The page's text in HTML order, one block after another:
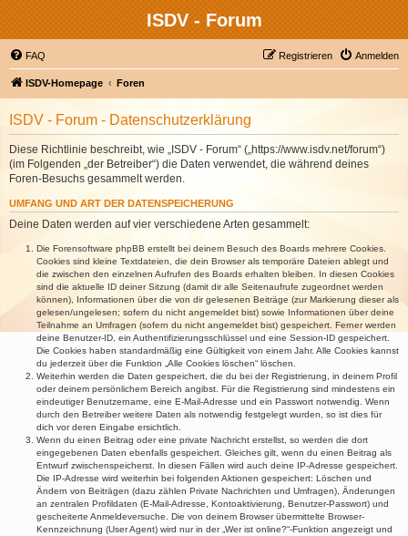
ISDV - Forum
FAQ Anmelden
Registrieren
ISDV-Homepage Foren
ISDV - Forum - Datenschutzerklärung
Diese Richtlinie beschreibt, wie „ISDV - Forum“ („https://www.isdv.net/forum“)
(im Folgenden „der Betreiber“) die Daten verwendet, die während deines
Foren-Besuchs gesammelt werden.
UMFANG UND ART DER DATENSPEICHERUNG
Deine Daten werden auf vier verschiedene Arten gesammelt:
Die Forensoftware phpBB erstellt bei deinem Besuch des Boards mehrere Cookies.
Cookies sind kleine Textdateien, die dein Browser als temporäre Dateien ablegt und
die zwischen den einzelnen Aufrufen des Boards erhalten bleiben. In diesen Cookies
sind die aktuelle ID deiner Sitzung (damit dir alle Seitenaufrufe zugeordnet werden
können), Informationen über die von dir gelesenen Beiträge (zur Markierung dieser als
gelesen/ungelesen; sofern du nicht angemeldet bist) sowie Informationen über deine
Teilnahme an Umfragen (sofern du nicht angemeldet bist) gespeichert. Ferner werden
deine Benutzer-ID, ein Authentifizierungsschlüssel und eine Session-ID gespeichert.
Die Cookies haben standardmäßig eine Gültigkeit von einem Jahr. Alle Cookies kannst
du jederzeit über die Funktion „Alle Cookies löschen“ löschen.
Weiterhin werden die Daten gespeichert, die du bei der Registrierung, in deinem Profil
oder deinem persönlichem Bereich angibst. Für die Registrierung sind mindestens ein
eindeutiger Benutzername, eine E-Mail-Adresse und ein Passwort notwendig. Wenn
durch den Betreiber weitere Daten als notwendig festgelegt wurden, so ist dies für
dich vor deren Eingabe ersichtlich.
Wenn du einen Beitrag oder eine private Nachricht erstellst, so werden die dort
eingegebenen Daten ebenfalls gespeichert. Gleiches gilt, wenn du einen Beitrag als
Entwurf zwischenspeicherst. In diesen Fällen wird auch deine IP-Adresse gespeichert.
Die IP-Adresse wird weiterhin bei folgenden Aktionen gespeichert: Löschen und
Ändern von Beiträgen (dazu zählen Private Nachrichten und Umfragen), Änderungen
an zentralen Profildaten (E-Mail-Adresse, Kontoaktivierung, Benutzer-Passwort) und
gescheiterte Anmeldeversuche. Die von deinem Browser übermittelte Browser-
Kennzeichnung (User Agent) wird nur in der „Wer ist online?“-Funktion angezeigt und